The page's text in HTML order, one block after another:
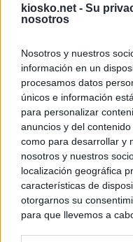
kiosko.net - Su
nosotros
Nosotros y nuestros
información en un
procesamos datos
únicos e información
para personalizar
anuncios y del
como para desarrollar y
nosotros y nuestros
localización geográfica
características de
otorgarnos su
para que llevemos a